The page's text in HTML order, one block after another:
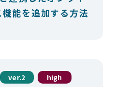
能を追加する方法
ver.2
high